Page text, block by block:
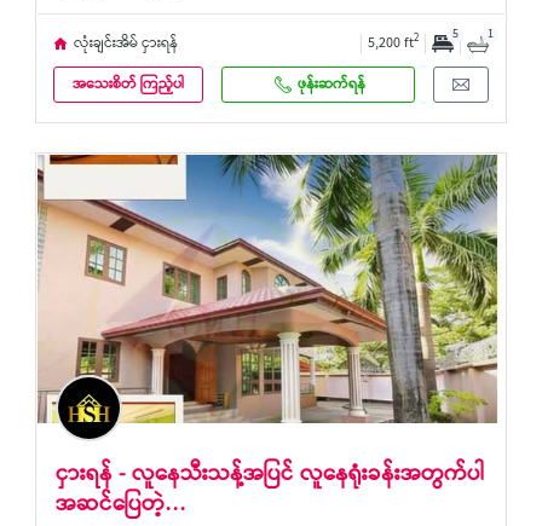
လုံးချင်းအိမ် ငှားရန် 5,200 ft2 5 1
အသေးစိတ် ကြည့်ပါ ဖုန်းဆက်ရန်
ငှားရန် - လူ​နေသီးသန့်အပြင် လူ​နေရုံးခန်းအတွက်ပါ
အဆင်ပြေတဲ့…